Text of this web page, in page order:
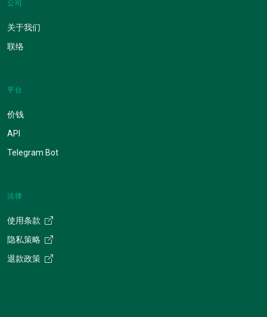
公司
关于我们
联络
平台
价钱
API
Telegram Bot
法律
使用条款
隐私策略
退款政策